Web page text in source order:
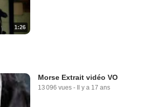
1:26
Morse Extrait vidéo VO
13 096 vues - Il y a 17 ans